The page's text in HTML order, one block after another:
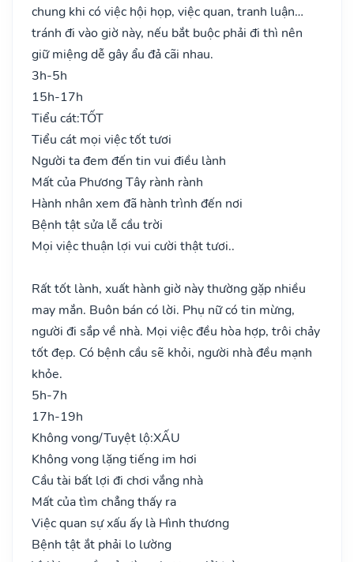
chung khi có việc hội họp, việc quan, tranh luận…
tránh đi vào giờ này, nếu bắt buộc phải đi thì nên
giữ miệng dễ gây ẩu đả cãi nhau.
3h-5h
15h-17h
Tiểu cát:TỐT
Tiểu cát mọi việc tốt tươi
Người ta đem đến tin vui điều lành
Mất của Phương Tây rành rành
Hành nhân xem đã hành trình đến nơi
Bệnh tật sửa lễ cầu trời
Mọi việc thuận lợi vui cười thật tươi..
Rất tốt lành, xuất hành giờ này thường gặp nhiều
may mắn. Buôn bán có lời. Phụ nữ có tin mừng,
người đi sắp về nhà. Mọi việc đều hòa hợp, trôi chảy
tốt đẹp. Có bệnh cầu sẽ khỏi, người nhà đều mạnh
khỏe.
5h-7h
17h-19h
Không vong/Tuyệt lộ:XẤU
Không vong lặng tiếng im hơi
Cầu tài bất lợi đi chơi vắng nhà
Mất của tìm chẳng thấy ra
Việc quan sự xấu ấy là Hình thương
Bệnh tật ắt phải lo lường